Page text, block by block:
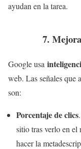
ayudan en la tarea.
7.
Google usa
web. Las señales que
son:
Porcentaje de clics
sitio tras verlo en el
hacer la